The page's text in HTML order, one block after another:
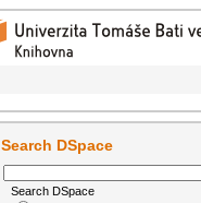
Search DSpace
Search DSpace